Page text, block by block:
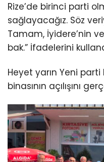
Rize’de birinci parti
sağlayacağız. Söz
Tamam, İyidere’nin
bak.” İfadelerini
Heyet yarın Yeni parti
binasının açılışını